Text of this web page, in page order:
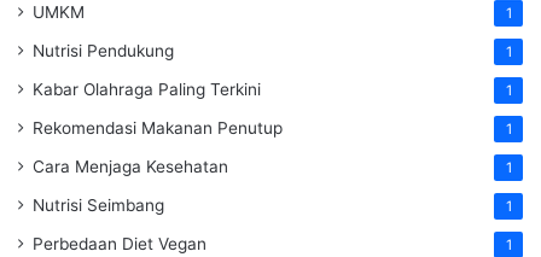
UMKM 1
Nutrisi Pendukung 1
Kabar Olahraga Paling Terkini 1
Rekomendasi Makanan Penutup 1
Cara Menjaga Kesehatan 1
Nutrisi Seimbang 1
Perbedaan Diet Vegan 1